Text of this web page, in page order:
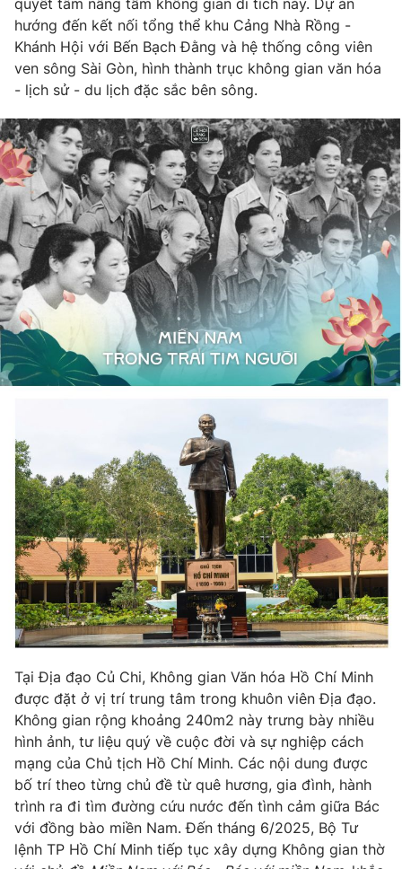
quyết tâm nâng tầm không gian di tích này. Dự án
hướng đến kết nối tổng thể khu Cảng Nhà Rồng -
Khánh Hội với Bến Bạch Đằng và hệ thống công viên
ven sông Sài Gòn, hình thành trục không gian văn hóa
- lịch sử - du lịch đặc sắc bên sông.
Tại Địa đạo Củ Chi, Không gian Văn hóa Hồ Chí Minh
được đặt ở vị trí trung tâm trong khuôn viên Địa đạo.
Không gian rộng khoảng 240m2 này trưng bày nhiều
hình ảnh, tư liệu quý về cuộc đời và sự nghiệp cách
mạng của Chủ tịch Hồ Chí Minh. Các nội dung được
bố trí theo từng chủ đề từ quê hương, gia đình, hành
trình ra đi tìm đường cứu nước đến tình cảm giữa Bác
với đồng bào miền Nam. Đến tháng 6/2025, Bộ Tư
lệnh TP Hồ Chí Minh tiếp tục xây dựng Không gian thờ